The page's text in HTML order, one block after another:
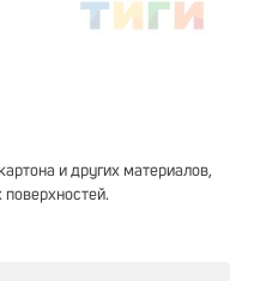
и других материалов,